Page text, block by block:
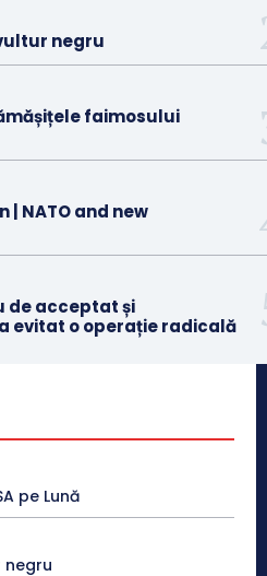
negru
faimosului
| NATO and new
de acceptat și
evitat o operație radicală
pe Lună
negru